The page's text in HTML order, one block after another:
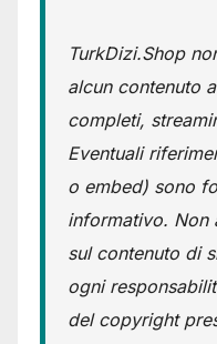
TurkDizi.Shop
alcun contenuto
completi,
Eventuali
o embed) sono
informativo. Non
sul contenuto di
ogni
del copyright